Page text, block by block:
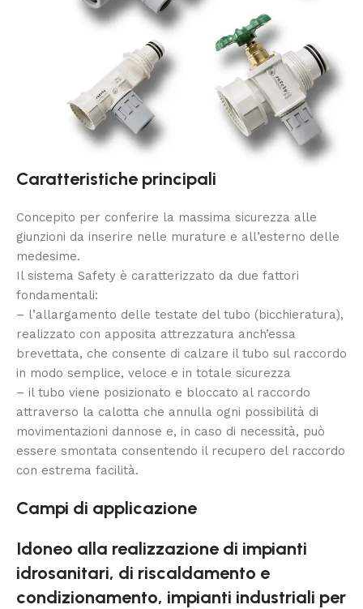
Caratteristiche principali
Concepito per conferire la massima sicurezza alle
giunzioni da inserire nelle murature e all’esterno delle
medesime.
Il sistema Safety è caratterizzato da due fattori
fondamentali:
– l’allargamento delle testate del tubo (bicchieratura),
realizzato con apposita attrezzatura anch’essa
brevettata, che consente di calzare il tubo sul raccordo
in modo semplice, veloce e in totale sicurezza
– il tubo viene posizionato e bloccato al raccordo
attraverso la calotta che annulla ogni possibilità di
movimentazioni dannose e, in caso di necessità, può
essere smontata consentendo il recupero del raccordo
con estrema facilità.
Campi di applicazione
Idoneo alla realizzazione di impianti
idrosanitari, di riscaldamento e
condizionamento, impianti industriali per